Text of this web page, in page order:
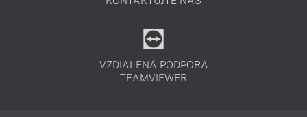
VZDIALENÁ PODPORA
TEAMVIEWER